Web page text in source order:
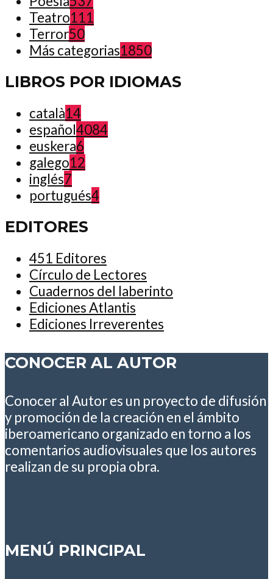
Teatro111
Terror50
Más categorias1850
LIBROS POR IDIOMAS
català14
español4084
euskera6
galego12
inglés7
portugués4
EDITORES
451 Editores
Círculo de Lectores
Cuadernos del laberinto
Ediciones Atlantis
Ediciones Irreverentes
CONOCER AL AUTOR
Conocer al Autor es un proyecto de difusión
y promoción de la creación en el ámbito
iberoamericano organizado en torno a los
comentarios audiovisuales que los autores
realizan de su propia obra.
MENÚ PRINCIPAL